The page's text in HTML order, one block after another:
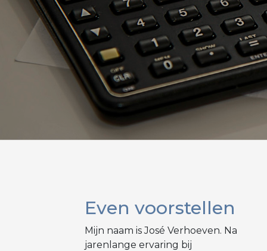
Even voorstellen
Mijn naam is José Verhoeven. Na
jarenlange ervaring bij